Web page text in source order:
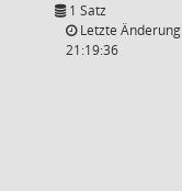
1 Satz
Letzte
21:19:36